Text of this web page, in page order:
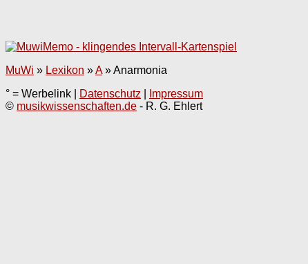
MuWi » Lexikon »A »Anarmonia
° = Werbelink |
Datenschutz
Impressum
© musikwissenschaften.de - R. G. Ehlert